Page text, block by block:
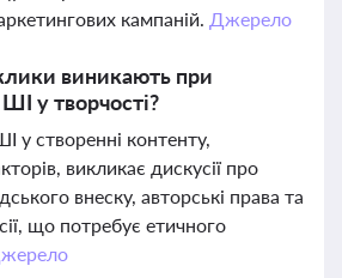
кампаній. Джерело
виникають при
у творчості?
у створенні контенту,
викликає дискусії про
внеску, авторські права та
що потребує етичного